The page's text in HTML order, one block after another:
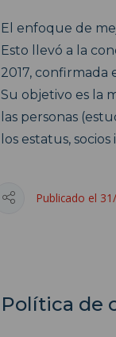
El enfoque de
Esto llevó a la
2017, confirmada
Su objetivo es la
las personas
los estatus,
Publicado el
Política de